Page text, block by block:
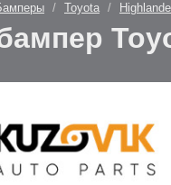
Toyota